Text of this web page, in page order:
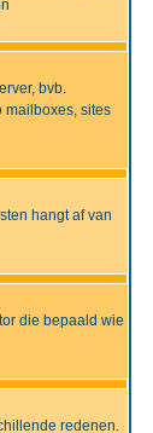
bvb.
mailboxes, sites
hangt af van
die bepaald wie
redenen.